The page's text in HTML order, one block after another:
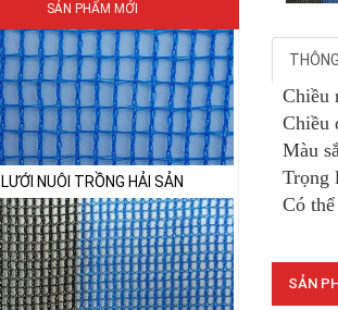
SẢN PHẨM MỚI
LƯỚI NUÔI TRỒNG HẢI SẢN
Chiều
Chiều
Màu
Trọng
Có
SẢN